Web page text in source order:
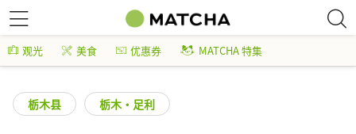
观光 美食 优惠券 MATCHA 特集
栃木县 栃木・足利